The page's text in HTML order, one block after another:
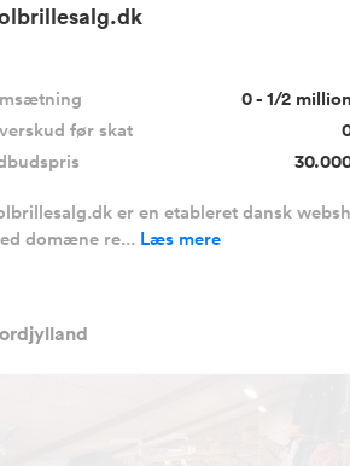
0 - 1/2
før skat
er en etableret dansk
domæne re... Læs mere